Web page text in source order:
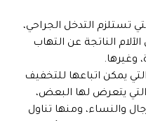
تستلزم التدخل الجراحي،
الناتجة عن التهاب
وغيرها.
يمكن اتباعها للتخفيف
يتعرض لها البعض،
والنساء، ومنها تناول